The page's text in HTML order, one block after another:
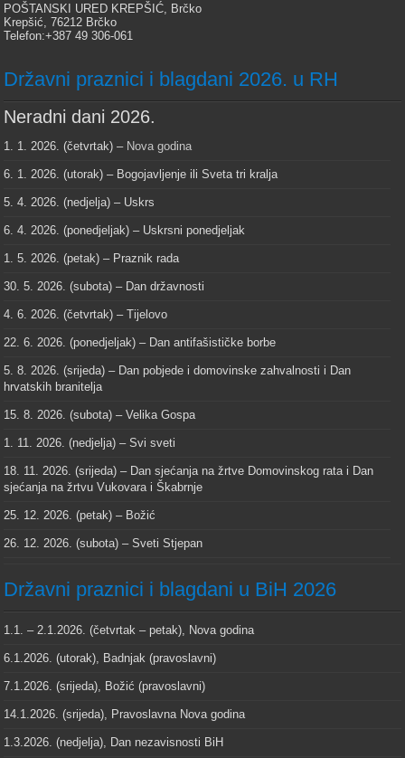
POŠTANSKI URED KREPŠIĆ, Brčko
Krepšić, 76212 Brčko
Telefon:+387 49 306-061
Državni praznici i blagdani 2026. u RH
Neradni dani 2026.
1. 1. 2026. (četvrtak) – Nova godina
6. 1. 2026. (utorak) – Bogojavljenje ili Sveta tri kralja
5. 4. 2026. (nedjelja) – Uskrs
6. 4. 2026. (ponedjeljak) – Uskrsni ponedjeljak
1. 5. 2026. (petak) – Praznik rada
30. 5. 2026. (subota) – Dan državnosti
4. 6. 2026. (četvrtak) – Tijelovo
22. 6. 2026. (ponedjeljak) – Dan antifašističke borbe
5. 8. 2026. (srijeda) – Dan pobjede i domovinske zahvalnosti i Dan
hrvatskih branitelja
15. 8. 2026. (subota) – Velika Gospa
1. 11. 2026. (nedjelja) – Svi sveti
18. 11. 2026. (srijeda) – Dan sjećanja na žrtve Domovinskog rata i Dan
sjećanja na žrtvu Vukovara i Škabrnje
25. 12. 2026. (petak) – Božić
26. 12. 2026. (subota) – Sveti Stjepan
Državni praznici i blagdani u BiH 2026
1.1. – 2.1.2026. (četvrtak – petak), Nova godina
6.1.2026. (utorak), Badnjak (pravoslavni)
7.1.2026. (srijeda), Božić (pravoslavni)
14.1.2026. (srijeda), Pravoslavna Nova godina
1.3.2026. (nedjelja), Dan nezavisnosti BiH